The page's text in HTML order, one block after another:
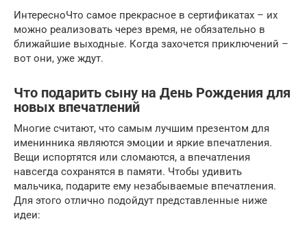
ИнтересноЧто самое прекрасное в сертификатах – их
можно реализовать через время, не обязательно в
ближайшие выходные. Когда захочется приключений –
вот они, уже ждут.
Что подарить сыну на День Рождения для
новых впечатлений
Многие считают, что самым лучшим презентом для
именинника являются эмоции и яркие впечатления.
Вещи испортятся или сломаются, а впечатления
навсегда сохранятся в памяти. Чтобы удивить
мальчика, подарите ему незабываемые впечатления.
Для этого отлично подойдут представленные ниже
идеи: